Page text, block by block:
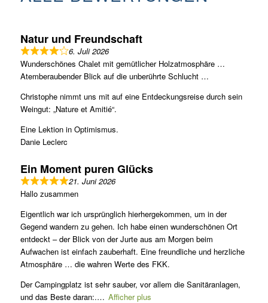
Natur und Freundschaft
6. Juli 2026
Wunderschönes Chalet mit gemütlicher Holzatmosphäre …
Atemberaubender Blick auf die unberührte Schlucht …
Christophe nimmt uns mit auf eine Entdeckungsreise durch sein
Weingut: „Nature et Amitié“.
Eine Lektion in Optimismus.
Danie Leclerc
Ein Moment puren Glücks
21. Juni 2026
Hallo zusammen
Eigentlich war ich ursprünglich hierhergekommen, um in der
Gegend wandern zu gehen. Ich habe einen wunderschönen Ort
entdeckt – der Blick von der Jurte aus am Morgen beim
Aufwachen ist einfach zauberhaft. Eine freundliche und herzliche
Atmosphäre … die wahren Werte des FKK.
Der Campingplatz ist sehr sauber, vor allem die Sanitäranlagen,
und das Beste daran:.
Afficher plus